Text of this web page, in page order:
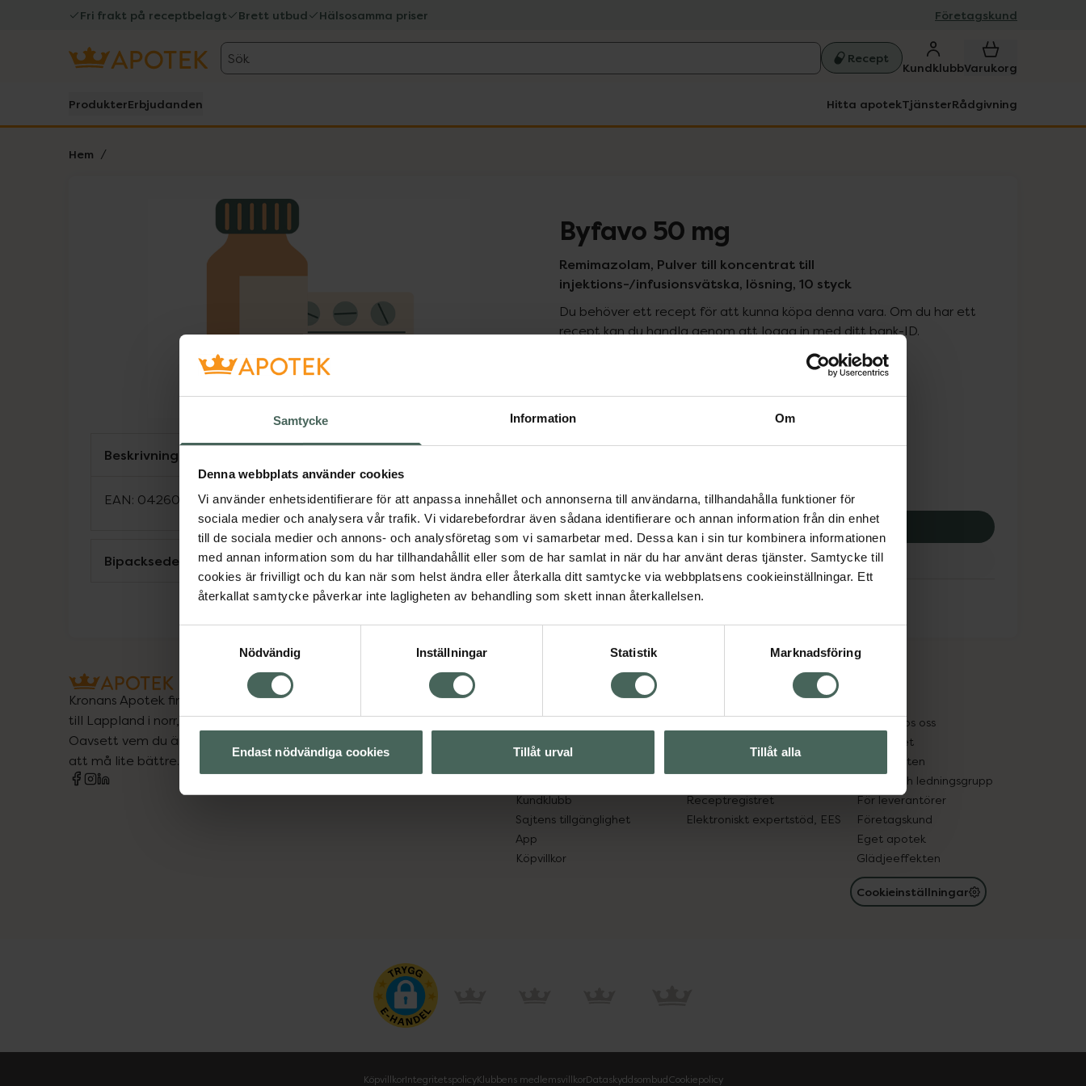
Samtycke Information Om
Denna webbplats använder cookies
Vi använder enhetsidentifierare för att anpassa innehållet och annonserna till användarna, tillhandahålla funktioner för
sociala medier och analysera vår trafik. Vi vidarebefordrar även sådana identifierare och annan information från din enhet
till de sociala medier och annons- och analysföretag som vi samarbetar med. Dessa kan i sin tur kombinera informationen
med annan information som du har tillhandahållit eller som de har samlat in när du har använt deras tjänster. Samtycke till
cookies är frivilligt och du kan när som helst ändra eller återkalla ditt samtycke via webbplatsens cookieinställningar. Ett
återkallat samtycke påverkar inte lagligheten av behandling som skett innan återkallelsen.
Nödvändig
Inställningar Statistik Marknadsföring
Endast nödvändiga cookies Tillåt urval Tillåt alla
Fri frakt på receptbelagt Brett utbud Hälsosamma priser Företagskund
Sök Recept
KundklubbVarukorg
ProdukterErbjudanden Hitta apotekTjänsterRådgivning
Hem
Lista: . Innehåller 1 objekt. Byfavo 50 mg
Remimazolam, Pulver till koncentrat till
injektions-/infusionsvätska, lösning, 10 styck
Du behöver ett recept för att kunna köpa denna vara. Om du har ett
recept kan du handla genom att logga in med ditt bank-ID.
5409,13 kr
Köp via ditt recept
Aktuella erbjudanden
Beskrivning
EAN: 04260727580209
Bipacksedel från FASS Visa
Kronans Apotek finns här för dig. Du hittar oss från Skåne i syd
till Lappland i norr, och online i mobilen och på datorn.
Oavsett vem du är så är det vårt uppdrag att hjälpa just dig
att må lite bättre. Välkommen att prata med oss.
Handla tryggt
Kundklubb
Sajtens tillgänglighet
App
Köpvillkor
Om recept och läkemedel
Lämna in gammal medicin
Receptregistret
Elektroniskt expertstöd, EES
Jobba hos oss
Hållbarhet
Samarbeten
Ägare och ledningsgrupp
För leverantörer
Företagskund
Eget apotek
Glädjeeffekten
Cookieinställningar
KöpvillkorIntegritetspolicyKlubbens medlemsvillkorDataskyddsombudCookiepolicy